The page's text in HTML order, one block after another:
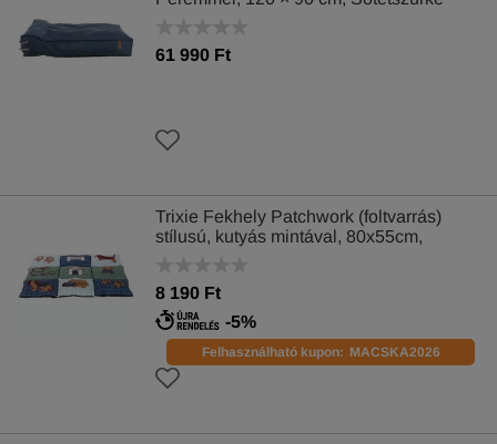
61 990 Ft
Trixie Fekhely Patchwork (foltvarrás)
stílusú, kutyás mintával, 80x55cm,
8 190 Ft
-5%
Felhasználható kupon: MACSKA2026